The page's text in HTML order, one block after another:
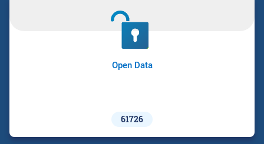
Open Data
61726